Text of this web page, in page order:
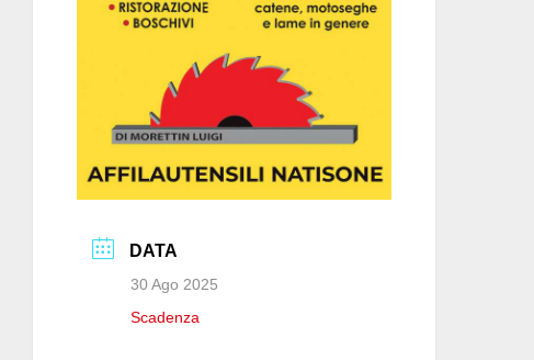
DATA
30 Ago 2025
Scadenza